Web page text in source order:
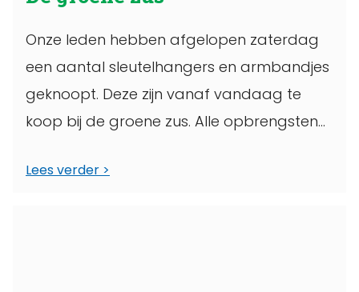
Onze leden hebben afgelopen zaterdag
een aantal sleutelhangers en armbandjes
geknoopt. Deze zijn vanaf vandaag te
koop bij de groene zus. Alle opbrengsten
Lees verder